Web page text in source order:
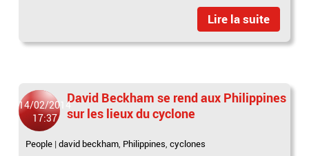
Lire la suite
14/02/2014
17:37
David Beckham se rend aux Philippines
sur les lieux du cyclone
People |david beckham, Philippines,cyclones